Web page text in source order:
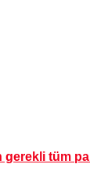
gerekli tüm